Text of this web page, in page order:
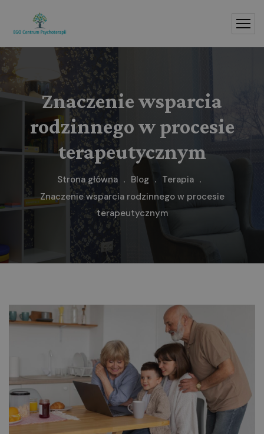
Znaczenie wsparcia
rodzinnego w procesie
terapeutycznym
Strona główna Blog
Terapia
Znaczenie wsparcia rodzinnego w procesie
terapeutycznym